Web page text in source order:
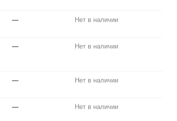
— Нет в наличии
— Нет в наличии
— Нет в наличии
— Нет в наличии